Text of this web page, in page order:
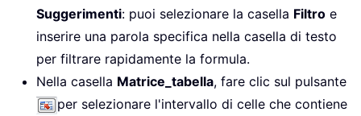
Suggerimenti: puoi selezionare la casella Filtro e
inserire una parola specifica nella casella di testo
per filtrare rapidamente la formula.
Nella casella Matrice_tabella, fare clic sul pulsante
per selezionare l'intervallo di celle che contiene